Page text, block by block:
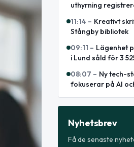
uthyrning
11:14 – Kreativt
Stångby bibliotek
09:11 – Lägenhet
i Lund såld för 3
08:07 – Ny tech-
fokuserar på AI
Nyhetsbrev
Få de senaste